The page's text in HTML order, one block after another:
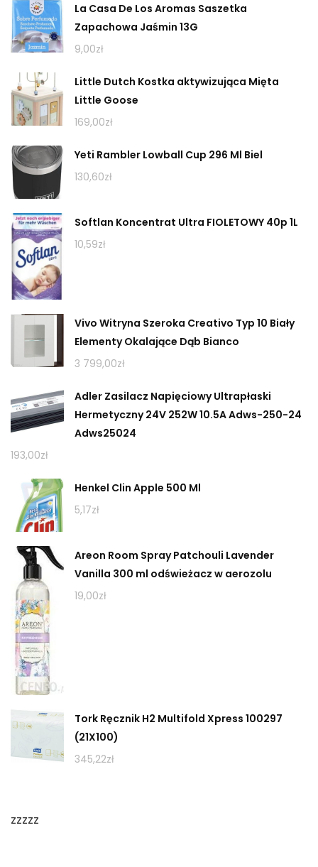
La Casa De Los Aromas Saszetka
Zapachowa Jaśmin 13G
9,00zł
Little Dutch Kostka aktywizująca Mięta
Little Goose
169,00zł
Yeti Rambler Lowball Cup 296 Ml Biel
130,60zł
Softlan Koncentrat Ultra FIOLETOWY 40p 1L
10,59zł
Vivo Witryna Szeroka Creativo Typ 10 Biały
Elementy Okalające Dąb Bianco
3 799,00zł
Adler Zasilacz Napięciowy Ultrapłaski
Hermetyczny 24V 252W 10.5A Adws-250-24
Adws25024
193,00zł
Henkel Clin Apple 500 Ml
5,17zł
Areon Room Spray Patchouli Lavender
Vanilla 300 ml odświeżacz w aerozolu
19,00zł
Tork Ręcznik H2 Multifold Xpress 100297
(21X100)
345,22zł
zzzzz